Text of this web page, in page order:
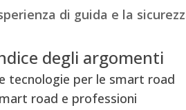
di guida e la
degli argomenti
tecnologie per le smart road
road e professioni